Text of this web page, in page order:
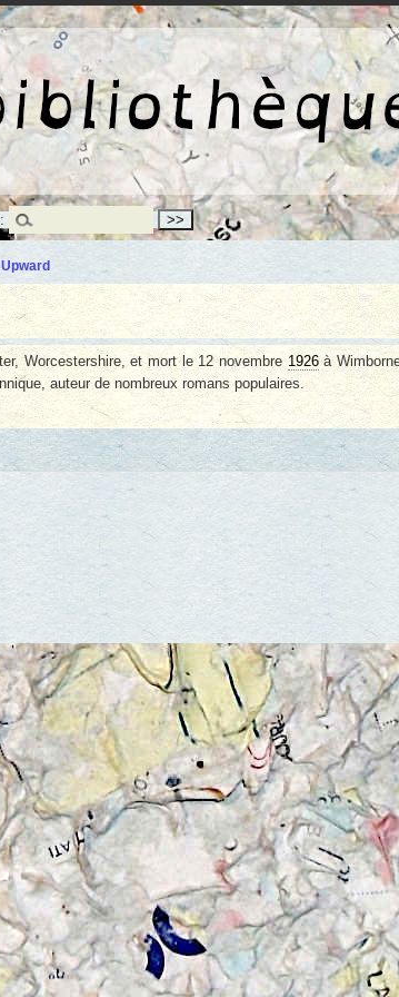
La
Worcestershire, et mort le 12 novembre 1926à
auteur de nombreux romans populaires.